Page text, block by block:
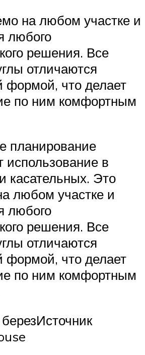
на любом участке и
любого
решения. Все
отличаются
формой, что делает
по ним комфортным
планирование
использование в
касательных. Это
любом участке и
любого
решения. Все
отличаются
формой, что делает
по ним комфортным